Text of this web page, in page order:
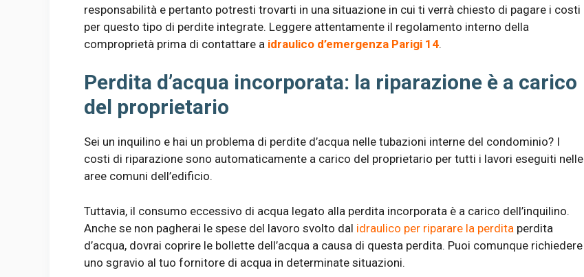
responsabilità e pertanto potresti trovarti in una situazione in cui ti verrà chiesto di pagare i costi
per questo tipo di perdite integrate. Leggere attentamente il regolamento interno della
comproprietà prima di contattare a idraulico d’emergenza Parigi 14.
Perdita d’acqua incorporata: la riparazione è a carico
del proprietario
Sei un inquilino e hai un problema di perdite d’acqua nelle tubazioni interne del condominio? I
costi di riparazione sono automaticamente a carico del proprietario per tutti i lavori eseguiti nelle
aree comuni dell’edificio.
Tuttavia, il consumo eccessivo di acqua legato alla perdita incorporata è a carico dell’inquilino.
Anche se non pagherai le spese del lavoro svolto dal idraulico per riparare la perdita perdita
d’acqua, dovrai coprire le bollette dell’acqua a causa di questa perdita. Puoi comunque richiedere
uno sgravio al tuo fornitore di acqua in determinate situazioni.